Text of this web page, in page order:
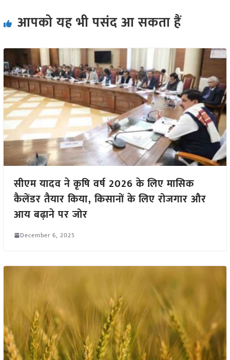
आपको यह भी पसंद आ सकता हैं
सीएम यादव ने कृषि वर्ष 2026 के लिए मासिक
कैलेंडर तैयार किया, किसानों के लिए रोजगार और
आय बढ़ाने पर जोर
December 6, 2025